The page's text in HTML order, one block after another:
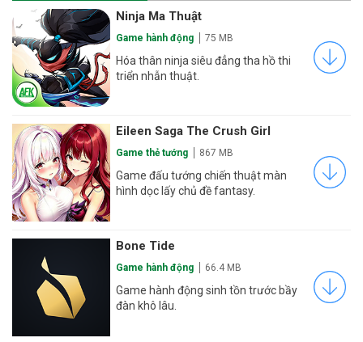
Ninja Ma Thuật
Game hành động 75 MB
Hóa thân ninja siêu đẳng tha hồ thi
triển nhẫn thuật.
Eileen Saga The Crush Girl
Game thẻ tướng 867 MB
Game đấu tướng chiến thuật màn
hình dọc lấy chủ đề fantasy.
Bone Tide
Game hành động 66.4 MB
Game hành động sinh tồn trước bầy
đàn khô lâu.